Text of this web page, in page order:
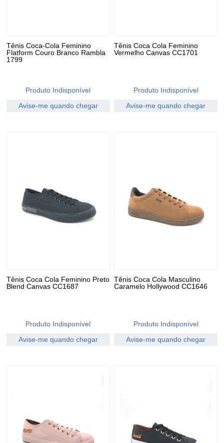
Tênis Coca-Cola Feminino
Flatform Couro Branco Rambla
1799
Produto Indisponível
Avise-me quando chegar
Tênis Coca Cola Feminino
Vermelho Canvas CC1701
Produto Indisponível
Avise-me quando chegar
Tênis Coca Cola Feminino Preto
Blend Canvas CC1687
Produto Indisponível
Avise-me quando chegar
Tênis Coca Cola Masculino
Caramelo Hollywood CC1646
Produto Indisponível
Avise-me quando chegar